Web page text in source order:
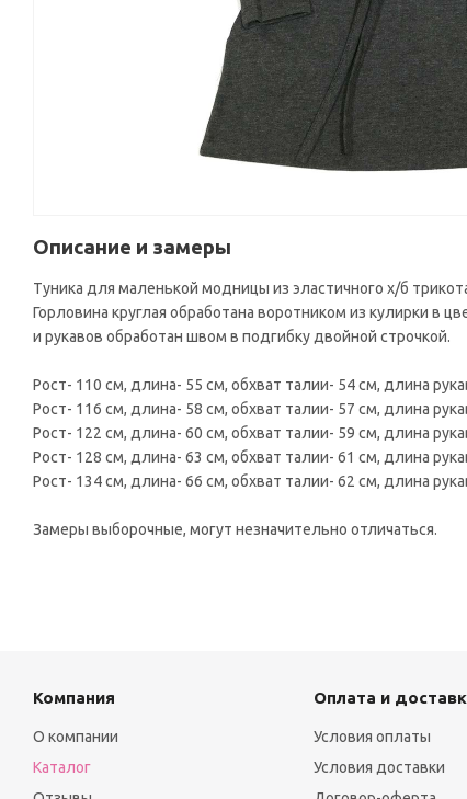
Описание и замеры
Туника для маленькой модницы из эластичного х/б
Горловина круглая обработана воротником из кулирки в
и рукавов обработан швом в подгибку двойной строчкой.
Рост- 110 см, длина- 55 см, обхват талии- 54 см, длина
Рост- 116 см, длина- 58 см, обхват талии- 57 см, длина
Рост- 122 см, длина- 60 см, обхват талии- 59 см, длина
Рост- 128 см, длина- 63 см, обхват талии- 61 см, длина
Рост- 134 см, длина- 66 см, обхват талии- 62 см, длина
Замеры выборочные, могут незначительно отличаться.
Компания
О компании
Каталог
Оплата и
Условия оплаты
Условия доставки